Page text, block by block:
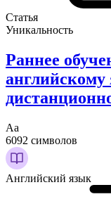
Статья
Уникальность
Раннее
английскому
Аа
6092 символов
Английский язык